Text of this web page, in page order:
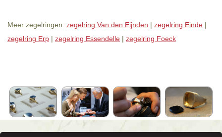
Meer zegelringen: zegelring Van den Eijnden | zegelring Einde |
zegelring Erp | zegelring Essendelle | zegelring Foeck